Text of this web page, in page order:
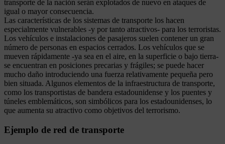
transporte de la nación serán explotados de nuevo en ataques de
igual o mayor consecuencia.
Las características de los sistemas de transporte los hacen
especialmente vulnerables -y por tanto atractivos- para los terroristas.
Los vehículos e instalaciones de pasajeros suelen contener un gran
número de personas en espacios cerrados. Los vehículos que se
mueven rápidamente -ya sea en el aire, en la superficie o bajo tierra-
se encuentran en posiciones precarias y frágiles; se puede hacer
mucho daño introduciendo una fuerza relativamente pequeña pero
bien situada. Algunos elementos de la infraestructura de transporte,
como los transportistas de bandera estadounidense y los puentes y
túneles emblemáticos, son simbólicos para los estadounidenses, lo
que aumenta su atractivo como objetivos del terrorismo.
Ejemplo de red de transporte